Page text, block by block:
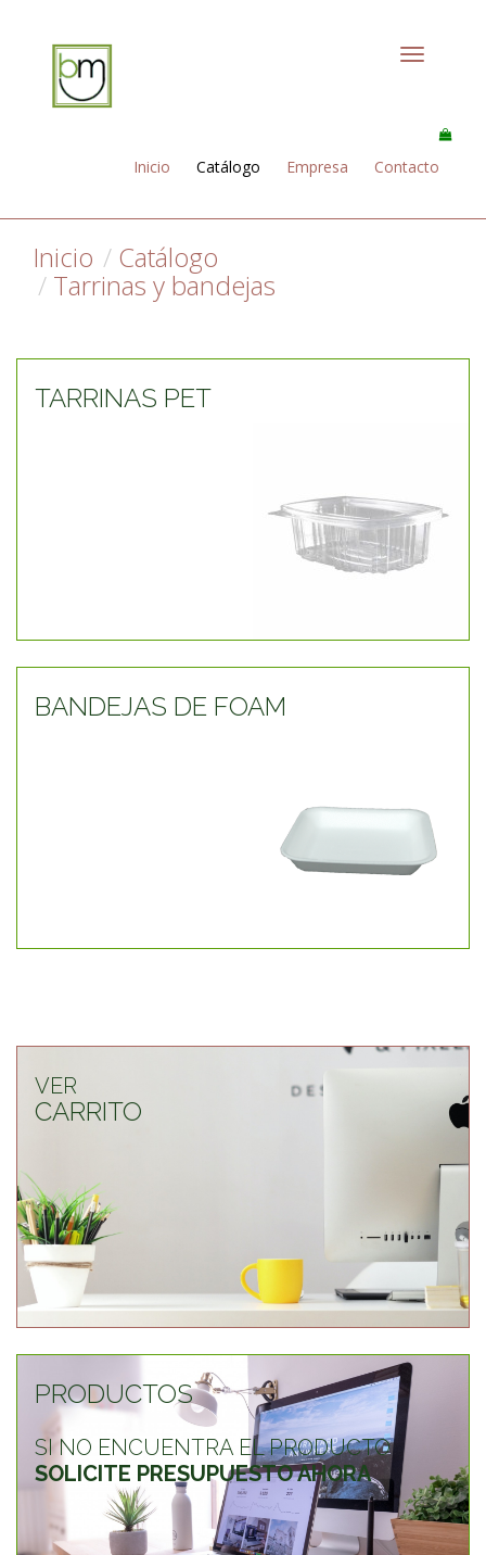
Toggle
Inicio Catálogo Empresa Contacto
Inicio Catálogo
Tarrinas y bandejas
TARRINAS PET
BANDEJAS DE FOAM
VER
CARRITO
PRODUCTOS
SI NO ENCUENTRA EL PRODUCTO
SOLICITE PRESUPUESTO AHORA